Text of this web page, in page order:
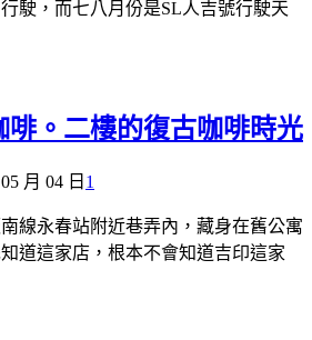
駛，而七八月份是SL人吉號行駛天
啡。二樓的復古咖啡時光
月 04 日 1
線永春站附近巷弄內，藏身在舊公寓
道這家店，根本不會知道吉印這家